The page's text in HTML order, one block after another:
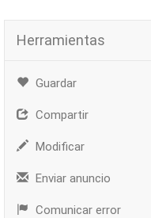
Herramientas
Guardar
Compartir
Modificar
Enviar anuncio
Comunicar error